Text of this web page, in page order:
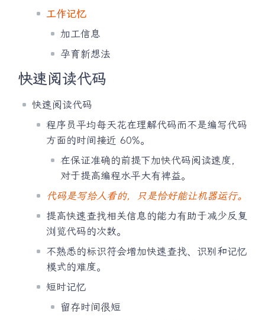
工作记忆
加工信息
孕育新想法
快速阅读代码
快速阅读代码
程序员平均每天花在理解代码而不是编写代码
方面的时间接近 60%。
在保证准确的前提下加快代码阅读速度，
对于提高编程水平大有裨益。
代码是写给人看的，只是恰好能让机器运行。
提高快速查找相关信息的能力有助于减少反复
浏览代码的次数。
不熟悉的标识符会增加快速查找、识别和记忆
模式的难度。
短时记忆
留存时间很短